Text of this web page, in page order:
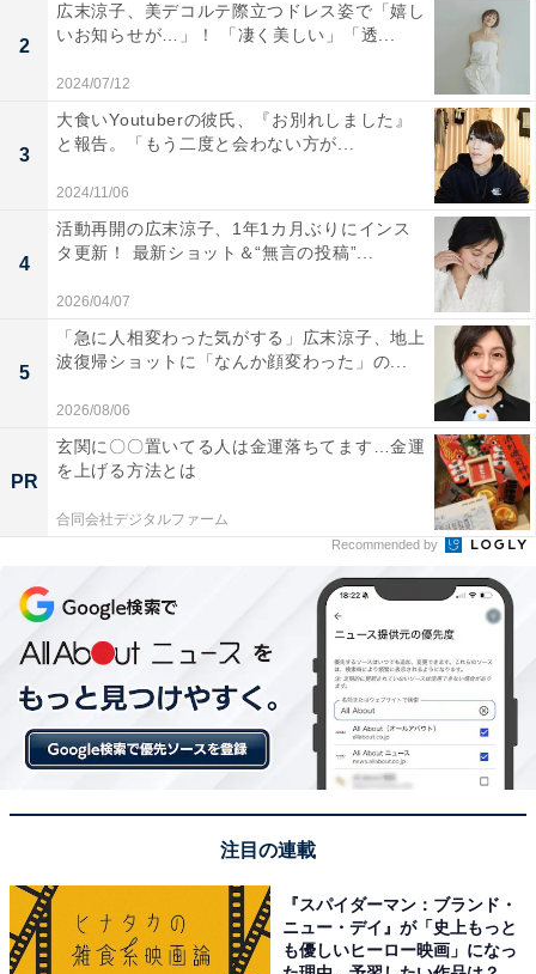
2
広末涼子、美デコルテ際立つドレス姿で「嬉し
いお知らせが…」！ 「凄く美しい」「透...
2024/07/12
3
大食いYoutuberの彼氏、『お別れしました』
と報告。「もう二度と会わない方が...
2024/11/06
4
活動再開の広末涼子、1年1カ月ぶりにインス
タ更新！ 最新ショット＆“無言の投稿”...
2026/04/07
5
「急に人相変わった気がする」広末涼子、地上
波復帰ショットに「なんか顔変わった」の...
2026/08/06
PR
玄関に〇〇置いてる人は金運落ちてます…金運
を上げる方法とは
合同会社デジタルファーム
Recommended by
注目の連載
『スパイダーマン：ブランド・
ニュー・デイ』が「史上もっと
も優しいヒーロー映画」になっ